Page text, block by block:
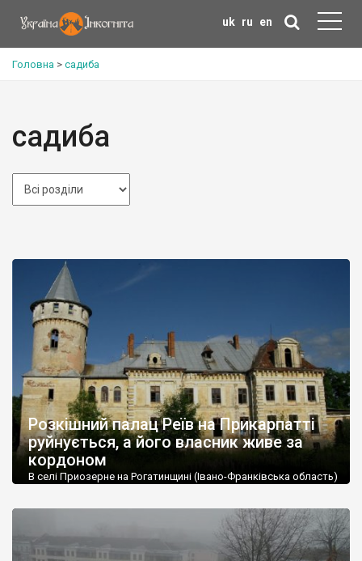
uk ru en
Головна > садиба
садиба
Розкішний палац Реїв на Прикарпатті
руйнується, а його власник живе за
кордоном
В селі Приозерне на Рогатинщині (Івано-Франківська область)
років він руйнується, хоча має власника-іноземця. Той
мешкає в Британії, а коштів на ремонт, як виявилося, не має.
Палац збудований львівським архітектором Юліаном
Захаревичем. Реї мешкали тут до початку Другої Світової